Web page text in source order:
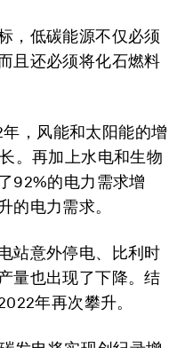
，低碳能源不仅必须
且还必须将化石燃料
，风能和太阳能的增
。再加上水电和生物
92%的电力需求增
的电力需求。
站意外停电、比利时
量也出现了下降。结
年再次攀升。